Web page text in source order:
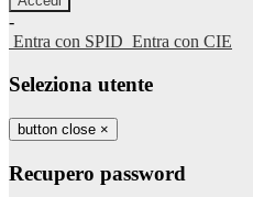
-
Entra con SPID Entra con CIE
Seleziona utente
button close ×
Recupero password